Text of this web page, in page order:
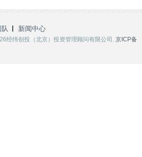
新闻中心
经纬创投（北京）投资管理顾问有限公司. 京ICP备